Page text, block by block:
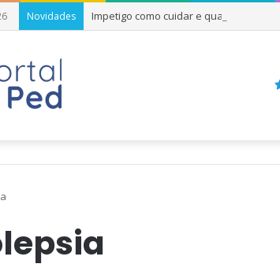
Novidades Impetigo como cuidar e quando se